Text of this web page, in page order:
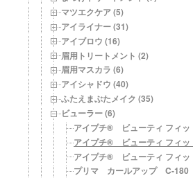
マツエクケア (5)
アイライナー (31)
アイブロウ (16)
眉用トリートメント (2)
眉用マスカラ (6)
アイシャドウ (40)
ふたえまぶたメイク (35)
ビューラー (6)
アイプチ® ビューティ フィ
アイプチ® ビューティ フィッ
アイプチ® ビューティ フィ
プリマ カールアップ C-180